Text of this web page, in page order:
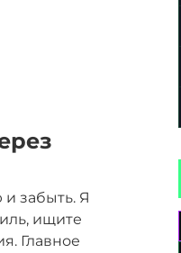
забыть. Я
ищите
Главное